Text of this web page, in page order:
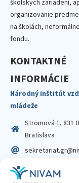
školských zariadení,
organizovanie
na školách,
fondu.
KONTAKTNÉ
INFORMÁCIE
Národný inštitút
mládeže
Stromová 1, 831
Bratislava
IČO: 00164348
DIČ: 2020798714